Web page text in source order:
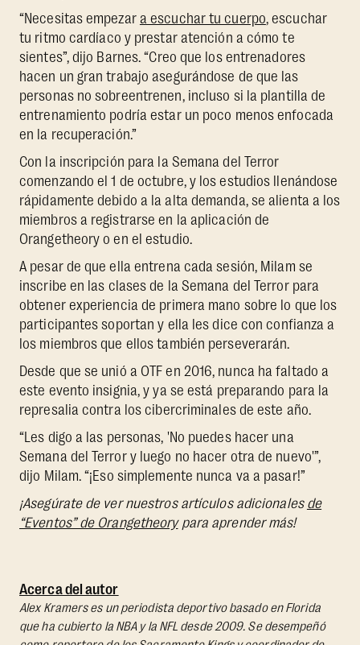
“Necesitas empezar a escuchar tu cuerpo, escuchar
tu ritmo cardíaco y prestar atención a cómo te
sientes”, dijo Barnes. “Creo que los entrenadores
hacen un gran trabajo asegurándose de que las
personas no sobreentrenen, incluso si la plantilla de
entrenamiento podría estar un poco menos enfocada
en la recuperación.”
Con la inscripción para la Semana del Terror
comenzando el 1 de octubre, y los estudios llenándose
rápidamente debido a la alta demanda, se alienta a los
miembros a registrarse en la aplicación de
Orangetheory o en el estudio.
A pesar de que ella entrena cada sesión, Milam se
inscribe en las clases de la Semana del Terror para
obtener experiencia de primera mano sobre lo que los
participantes soportan y ella les dice con confianza a
los miembros que ellos también perseverarán.
Desde que se unió a OTF en 2016, nunca ha faltado a
este evento insignia, y ya se está preparando para la
represalia contra los cibercriminales de este año.
“Les digo a las personas, 'No puedes hacer una
Semana del Terror y luego no hacer otra de nuevo'”,
dijo Milam. “¡Eso simplemente nunca va a pasar!”
¡Asegúrate de ver nuestros artículos adicionales de
“Eventos” de Orangetheorypara aprender más!
Acerca del autor
Alex Kramers es un periodista deportivo basado en Florida
que ha cubierto la NBA y la NFL desde 2009. Se desempeñó